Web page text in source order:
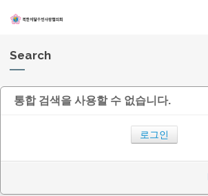
Search
통합 검색을 사용할 수 없습니다.
로그인